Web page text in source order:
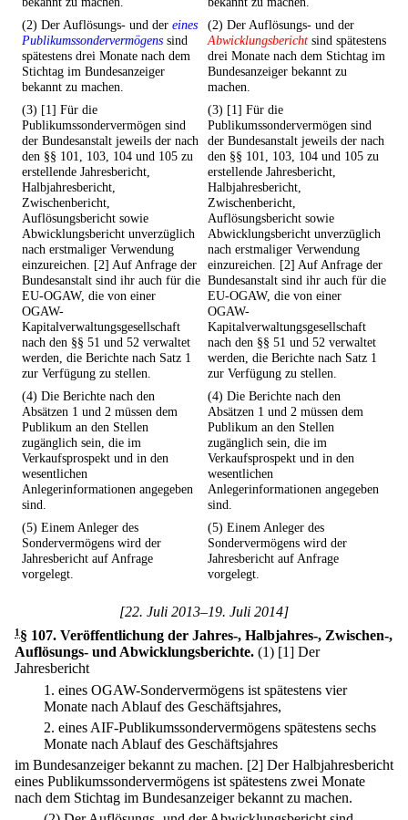
(2) Der Auflösungs- und der eines
Publikumssondervermögens sind
spätestens drei Monate nach dem
Stichtag im Bundesanzeiger
bekannt zu machen.
(2) Der Auflösungs- und der
Abwicklungsbericht sind spätestens
drei Monate nach dem Stichtag im
Bundesanzeiger bekannt zu
machen.
(3) [1] Für die
Publikumssondervermögen sind
der Bundesanstalt jeweils der nach
den §§ 101, 103, 104 und 105 zu
erstellende Jahresbericht,
Halbjahresbericht,
Zwischenbericht,
Auflösungsbericht sowie
Abwicklungsbericht unverzüglich
nach erstmaliger Verwendung
einzureichen. [2] Auf Anfrage der
Bundesanstalt sind ihr auch für die
EU-OGAW, die von einer
OGAW-
Kapitalverwaltungsgesellschaft
nach den §§ 51 und 52 verwaltet
werden, die Berichte nach Satz 1
zur Verfügung zu stellen.
(3) [1] Für die
Publikumssondervermögen sind
der Bundesanstalt jeweils der nach
den §§ 101, 103, 104 und 105 zu
erstellende Jahresbericht,
Halbjahresbericht,
Zwischenbericht,
Auflösungsbericht sowie
Abwicklungsbericht unverzüglich
nach erstmaliger Verwendung
einzureichen. [2] Auf Anfrage der
Bundesanstalt sind ihr auch für die
EU-OGAW, die von einer
OGAW-
Kapitalverwaltungsgesellschaft
nach den §§ 51 und 52 verwaltet
werden, die Berichte nach Satz 1
zur Verfügung zu stellen.
(4) Die Berichte nach den
Absätzen 1 und 2 müssen dem
Publikum an den Stellen
zugänglich sein, die im
Verkaufsprospekt und in den
wesentlichen
Anlegerinformationen angegeben
sind.
(4) Die Berichte nach den
Absätzen 1 und 2 müssen dem
Publikum an den Stellen
zugänglich sein, die im
Verkaufsprospekt und in den
wesentlichen
Anlegerinformationen angegeben
sind.
(5) Einem Anleger des
Sondervermögens wird der
Jahresbericht auf Anfrage
vorgelegt.
(5) Einem Anleger des
Sondervermögens wird der
Jahresbericht auf Anfrage
vorgelegt.
[22. Juli 2013–19. Juli 2014]
1§ 107. Veröffentlichung der Jahres-, Halbjahres-, Zwischen-,
Auflösungs- und Abwicklungsberichte. (1) [1] Der
Jahresbericht
1. eines OGAW-Sondervermögens ist spätestens vier
Monate nach Ablauf des Geschäftsjahres,
2. eines AIF-Publikumssondervermögens spätestens sechs
Monate nach Ablauf des Geschäftsjahres
im Bundesanzeiger bekannt zu machen. [2] Der Halbjahresbericht
eines Publikumssondervermögens ist spätestens zwei Monate
nach dem Stichtag im Bundesanzeiger bekannt zu machen.